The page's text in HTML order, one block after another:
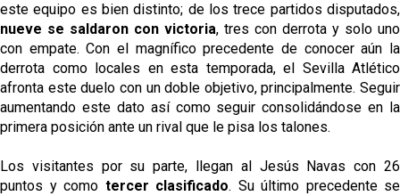
este equipo es bien distinto; de los trece partidos disputados,
nueve se saldaron con victoria, tres con derrota y solo uno
con empate. Con el magnífico precedente de conocer aún la
derrota como locales en esta temporada, el Sevilla Atlético
afronta este duelo con un doble objetivo, principalmente. Seguir
aumentando este dato así como seguir consolidándose en la
primera posición ante un rival que le pisa los talones.
Los visitantes por su parte, llegan al Jesús Navas con 26
puntos y como tercer clasificado. Su último precedente se